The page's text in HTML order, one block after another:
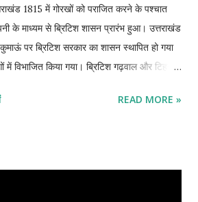
1815 में गोरखों को पराजित करने के पश्चात
के माध्यम से ब्रिटिश शासन प्रारंभ हुआ। उत्तराखंड
पर ब्रिटिश सरकार का शासन स्थापित हो गया
विभाजित किया गया। ब्रिटिश गढ़वाल और टिहरी
जहां सुदर्शन शाह ने टिहरी को नई राजधानी बनाकर
READ MORE »